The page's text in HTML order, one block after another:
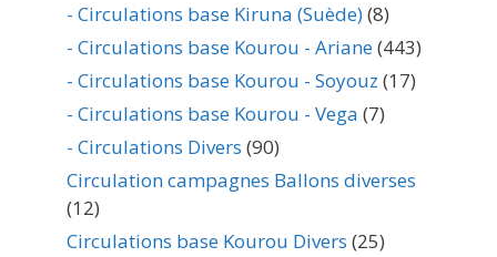
- Circulations base Kiruna (Suède)(8)
- Circulations base Kourou - Ariane(443)
- Circulations base Kourou - Soyouz (17)
- Circulations base Kourou - Vega (7)
- Circulations Divers (90)
Circulation campagnes Ballons diverses
(12)
Circulations base Kourou Divers (25)